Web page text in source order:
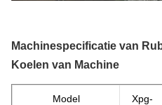
Machinespecificatie van
Koelen van Machine
Model
Xpg-